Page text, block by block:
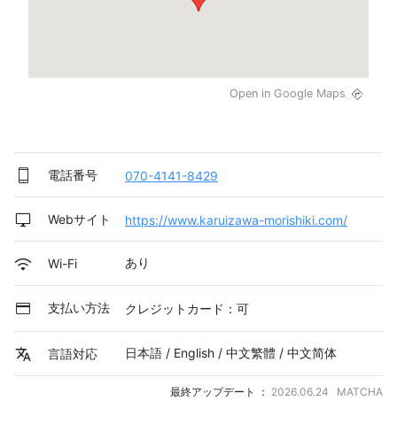
Open in Google Maps
電話番号 070-4141-8429
Webサイト https://www.karuizawa-morishiki.com/
Wi-Fi あり
支払い方法 クレジットカード：可
言語対応 日本語 / English / 中文繁體 / 中文简体
最終アップデート ： 2026.06.24 MATCHA